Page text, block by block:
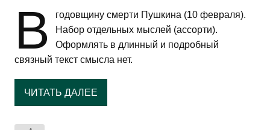
В
годовщину смерти Пушкина (10 февраля).
Набор отдельных мыслей (ассорти).
Оформлять в длинный и подробный
связный текст смысла нет.
ЧИТАТЬ ДАЛЕЕ